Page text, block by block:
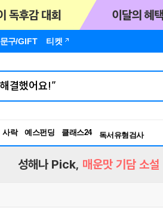
문구/GIFT 티켓
사락 예스펀딩 클래스24
독서유형검사
RBTI Lab
성해나 Pick, 매운맛 기담 소설